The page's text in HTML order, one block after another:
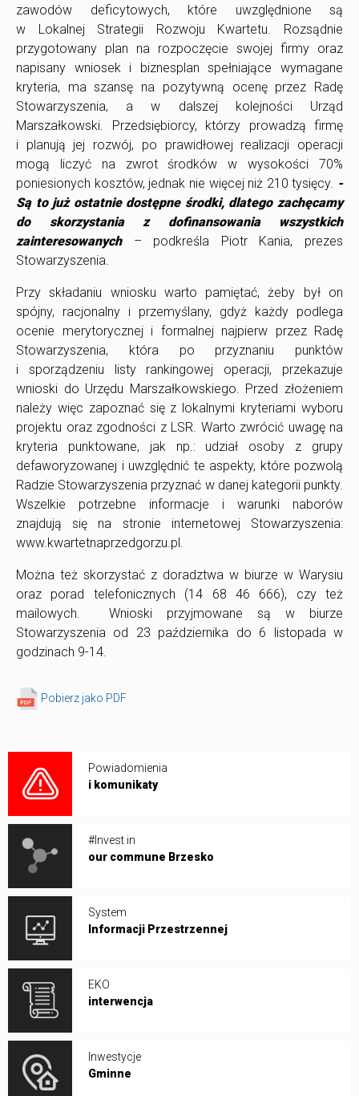
zawodów deficytowych, które uwzględnione są
w Lokalnej Strategii Rozwoju Kwartetu. Rozsądnie
przygotowany plan na rozpoczęcie swojej firmy oraz
napisany wniosek i biznesplan spełniające wymagane
kryteria, ma szansę na pozytywną ocenę przez Radę
Stowarzyszenia, a w dalszej kolejności Urząd
Marszałkowski. Przedsiębiorcy, którzy prowadzą firmę
i planują jej rozwój, po prawidłowej realizacji operacji
mogą liczyć na zwrot środków w wysokości 70%
poniesionych kosztów, jednak nie więcej niż 210 tysięcy. -
Są to już ostatnie dostępne środki, dlatego zachęcamy
do skorzystania z dofinansowania wszystkich
zainteresowanych– podkreśla Piotr Kania, prezes
Stowarzyszenia.
Przy składaniu wniosku warto pamiętać, żeby był on
spójny, racjonalny i przemyślany, gdyż każdy podlega
ocenie merytorycznej i formalnej najpierw przez Radę
Stowarzyszenia, która po przyznaniu punktów
i sporządzeniu listy rankingowej operacji, przekazuje
wnioski do Urzędu Marszałkowskiego. Przed złożeniem
należy więc zapoznać się z lokalnymi kryteriami wyboru
projektu oraz zgodności z LSR. Warto zwrócić uwagę na
kryteria punktowane, jak np.: udział osoby z grupy
defaworyzowanej i uwzględnić te aspekty, które pozwolą
Radzie Stowarzyszenia przyznać w danej kategorii punkty.
Wszelkie potrzebne informacje i warunki naborów
znajdują się na stronie internetowej Stowarzyszenia:
www.kwartetnaprzedgorzu.pl.
Można też skorzystać z doradztwa w biurze w Warysiu
oraz porad telefonicznych (14 68 46 666), czy też
mailowych. Wnioski przyjmowane są w biurze
Stowarzyszenia od 23 października do 6 listopada w
godzinach 9-14.
Pobierz jako PDF
Powiadomienia
i komunikaty
#Invest in
our commune Brzesko
System
Informacji Przestrzennej
EKO
interwencja
Inwestycje
Gminne